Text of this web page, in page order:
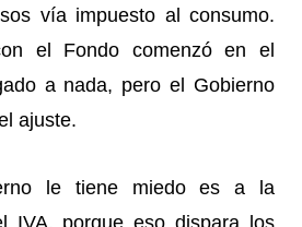
vía impuesto al consumo.
el Fondo comenzó en el
a nada, pero el Gobierno
ajuste.
le tiene miedo es a la
IVA, porque eso dispara los